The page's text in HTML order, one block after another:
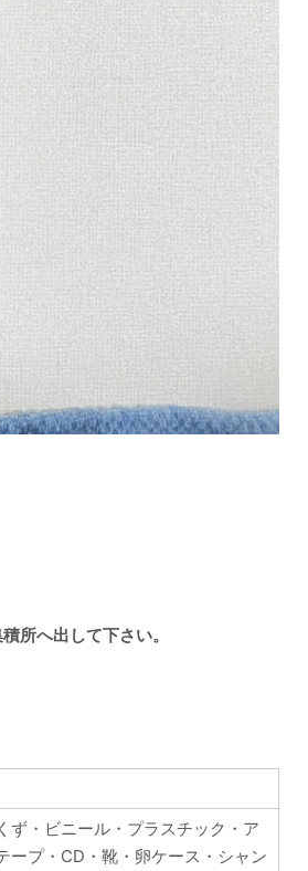
所へ出して下さい。
ず・ビニール・プラスチック・ア
ープ・CD・靴・卵ケース・シャン